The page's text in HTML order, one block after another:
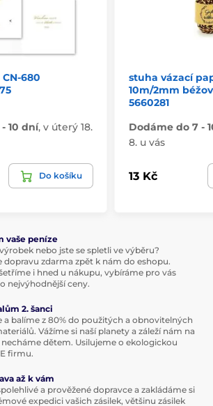
680
10 dní, v úterý 18.
Do košíku
stuha vázací
10m/2mm
5660281
Dodáme do 7 -
8. u vás
13 Kč
vaše peníze
nebo jste se spletli ve výběru?
dopravu zdarma zpět k nám do eshopu.
i hned u nákupu, vybíráme pro vás
nejvýhodnější ceny.
2. šanci
a balíme z 80% do použitých a obnovitelných
Vážíme si naší planety a záleží nám na
dětem. Usilujeme o ekologickou
firmu.
až k vám
a prověžené dopravce a zakládáme si
expedici vašich zásilek, většinu zásilek